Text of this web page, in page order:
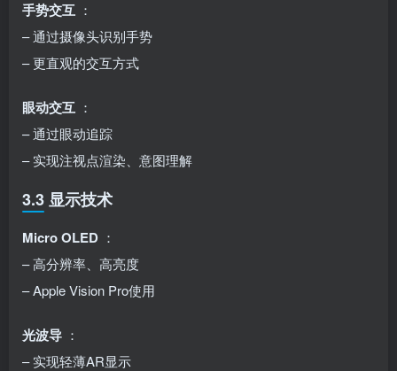
手势交互 ：
– 通过摄像头识别手势
– 更直观的交互方式
眼动交互 ：
– 通过眼动追踪
– 实现注视点渲染、意图理解
3.3 显示技术
Micro OLED ：
– 高分辨率、高亮度
– Apple Vision Pro使用
光波导 ：
– 实现轻薄AR显示